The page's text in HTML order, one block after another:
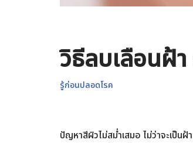
วิธีลบเลือนฝ้า
รู้ก่อนปลอดโรค
ปัญหาสีผิวไม่สม่ำเสมอ ไม่ว่าจะเป็น